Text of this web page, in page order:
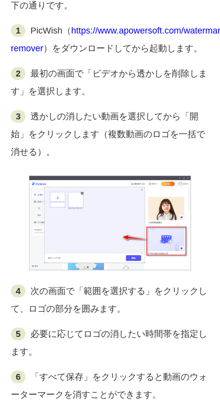
下の通りです。
1 PicWish（ https://www.apowersoft.com/
remover）をダウンロードしてから起動します。
2
最初の画面で「ビデオから透かしを削除しま
す」を選択します。
3
透かしの消したい動画を選択してから「開
始」をクリックします（複数動画のロゴを一括で
消せる）。
4
次の画面で「範囲を選択する」をクリックし
て、ロゴの部分を囲みます。
5
必要に応じてロゴの消したい時間帯を指定し
ます。
6
「すべて保存」をクリックすると動画のウォ
ーターマークを消すことができます。